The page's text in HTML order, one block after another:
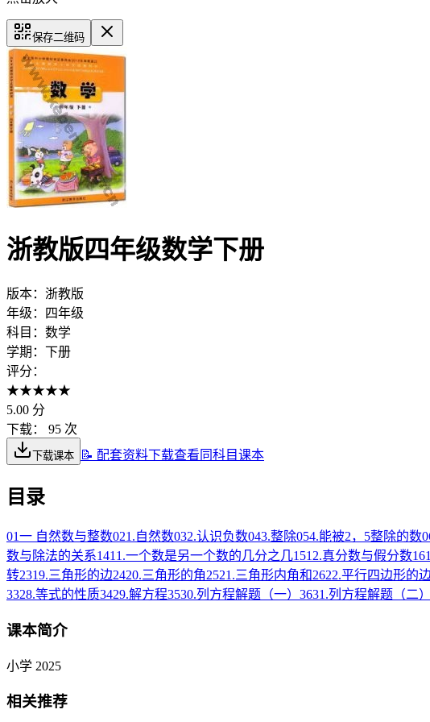
保存二维码
浙教版四年级数学下册
版本： 浙教版
年级：
四年级
科目： 数学
学期： 下册
评分：
★★★★★
5.00 分
下载：
95 次
下载课本 📝 配套资料下载查看同科目课本
目录
01一 自然数与整数021.自然数032.认识负数043.整除054.能被2，5整除的数
数与除法的关系1411.一个数是另一个数的几分之几1512.真分数与假分数16
转2319.三角形的边2420.三角形的角2521.三角形内角和2622.平行四边形的
3328.等式的性质3429.解方程3530.列方程解题（一） 3631.列方程解题（二）
课本简介
小学 2025
相关推荐